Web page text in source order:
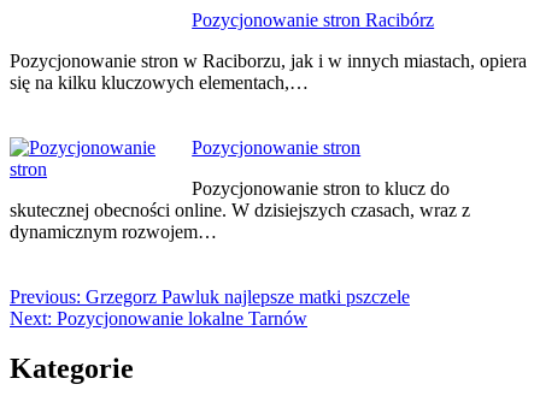
Pozycjonowanie stron Racibórz
Pozycjonowanie stron w Raciborzu, jak i w innych miastach, opiera
się na kilku kluczowych elementach,…
Pozycjonowanie stron
Pozycjonowanie stron to klucz do
skutecznej obecności online. W dzisiejszych czasach, wraz z
dynamicznym rozwojem…
Previous: Grzegorz Pawluk najlepsze matki pszczele
Next: Pozycjonowanie lokalne Tarnów
Kategorie